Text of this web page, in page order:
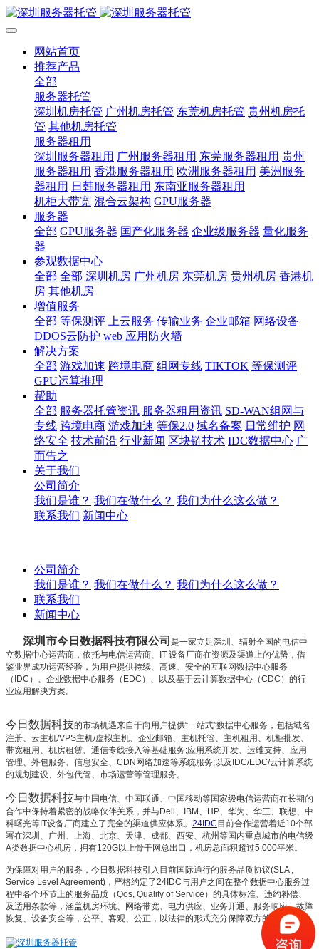
网站首页
推荐产品
全部
服务器托管
深圳机房托管 广州机房托管 东莞机房托管 贵州机房托
管 其他机房托管
服务器租用
深圳服务器租用 广州服务器租用 东莞服务器租用 贵州
服务器租用 香港服务器租用 欧洲服务器租用 美洲服务
器租用 日韩服务器租用 东南亚服务器租用
机柜大带宽 混合云架构 GPU服务器
服务器
全部 GPU服务器 国产化服务器 企业级服务器 量化服务
器
参观数据中心
全部 全部 深圳机房 广州机房 东莞机房 贵州机房 香港机
房 其他机房
增值服务
全部 等保测评 上云服务 传输业务 企业邮箱 网络设备
DDOS云防护 web 应用防火墙
解决方案
全部 游戏加速 跨境电商 组网专线 TIKTOK 等保测评
GPU运算推理
帮助
全部 服务器托管资讯 服务器租用资讯 SD-WAN组网与
专线 跨境电商 游戏加速 等保2.0 域名备案 日常维护 网
络安全 技术前沿 行业新闻 区块链技术 IDC数据中心 广
而告之
关于我们
公司简介
我们是谁？ 我们在做什么？ 我们为什么这么做？
联系我们 新闻中心
公司简介
我们是谁？ 我们在做什么？ 我们为什么这么做？
联系我们
新闻中心
深圳市今日数据科技有限公司 是一家立足深圳、辐射全国的电信中
立数据中心运营商，依托与电信运营商、IT 设备厂商在资源及渠道上的优势，借
鉴业界成功运营经验，为用户提供持续、高速、安全的互联网数据中心服务
（IDC）、企业数据中心服务（EDC）、以及基于云计算数据中心（CDC）的行
业应用解决方案。
今日数据科技的市场机遇来自于向用户提供“一站式”数据中心服务，包括域名
注册、云主机/VPS主机/虚拟主机、企业邮箱、主机托管、主机租用、机柜批发、
带宽租用、机房租赁、通信专线接入等基础服务;应用系统开发、运维支持、应用
管理、外包服务、信息安全、CDN网络加速等系统服务;以及IDC/EDC/云计算系统
的规划建设、外包代管、市场运营等管理服务。
今日数据科技与中国电信、中国联通、中国移动等国家级电信运营商在长期的
合作中保持着紧密的战略伙伴关系，并与Dell、IBM、HP、华为、华三、 联想、中
科曙光等IT设备厂商建立了完全的渠道供应体系。 24IDC 目前合作运营着近10个部
署在深圳、广州、上海、北京、天津、成都、西安、杭州等国内重点城市的电信级
A类数据中心机房，拥有120G以上骨干网总出口，机房总面积超过5,000平米。
为保障对用户的服务， 今日数据科技引入目前国际通行的服务品质协议(SLA ,
Service Level Agreement)，严格约定了24IDC与用户之间在整个数据中心服务过
程中各个环节上的服务品质（Qos, Quality of Service）的具体标准、违约补偿、
及适用条款等，涵盖机房环境、网络带宽、电力供应、业务开通、服务响应、故障
恢复、设备安全等，公平、客观、公正，以法律的形式充分保障双方的既有权益。